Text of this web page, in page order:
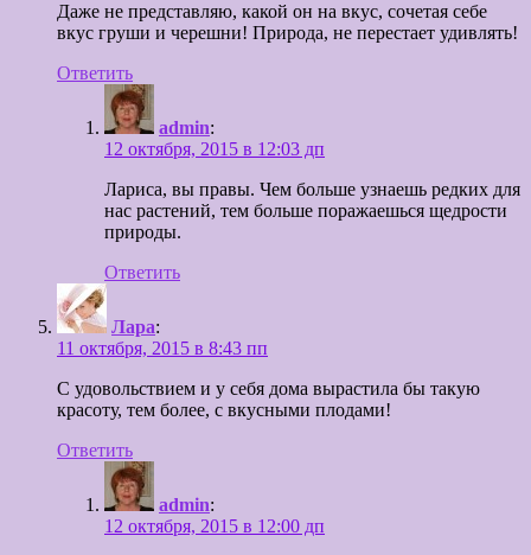
Даже не представляю, какой он на вкус, сочетая себе
вкус груши и черешни! Природа, не перестает удивлять!
Ответить
admin:
12 октября, 2015 в 12:03 дп
Лариса, вы правы. Чем больше узнаешь редких для
нас растений, тем больше поражаешься щедрости
природы.
Ответить
Лара:
11 октября, 2015 в 8:43 пп
С удовольствием и у себя дома вырастила бы такую
красоту, тем более, с вкусными плодами!
Ответить
admin:
12 октября, 2015 в 12:00 дп